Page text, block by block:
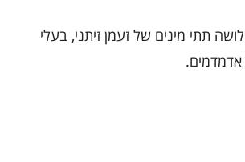
תתי מינים של זעמן זיתני, בעלי
אדמדמים.